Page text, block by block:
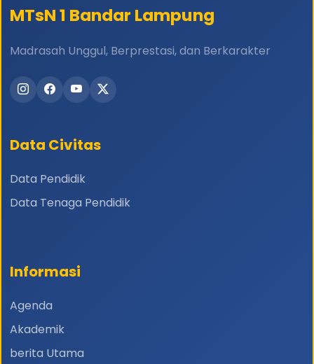
MTsN 1 Bandar Lampung
Madrasah Unggul, Berprestasi, dan Berkarakter
Data Civitas
Data Pendidik
Data Tenaga Pendidik
Informasi
Agenda
Akademik
berita Utama